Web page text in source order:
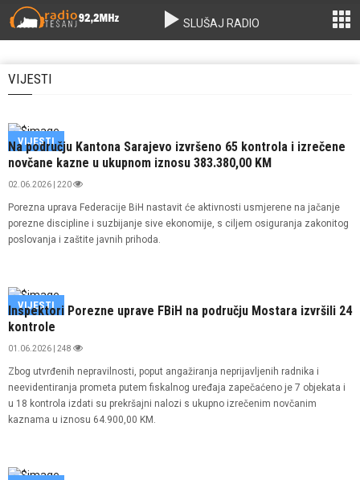
SLUŠAJ RADIO
VIJESTI
VIJESTI
Na području Kantona Sarajevo izvršeno 65 kontrola i izrečene
novčane kazne u ukupnom iznosu 383.380,00 KM
02.06.2026 | 220
Porezna uprava Federacije BiH nastavit će aktivnosti usmjerene na jačanje
porezne discipline i suzbijanje sive ekonomije, s ciljem osiguranja zakonitog
poslovanja i zaštite javnih prihoda.
VIJESTI
Inspektori Porezne uprave FBiH na području Mostara izvršili 24
kontrole
01.06.2026 | 248
Zbog utvrđenih nepravilnosti, poput angažiranja neprijavljenih radnika i
neevidentiranja prometa putem fiskalnog uređaja zapečaćeno je 7 objekata i
u 18 kontrola izdati su prekršajni nalozi s ukupno izrečenim novčanim
kaznama u iznosu 64.900,00 KM.